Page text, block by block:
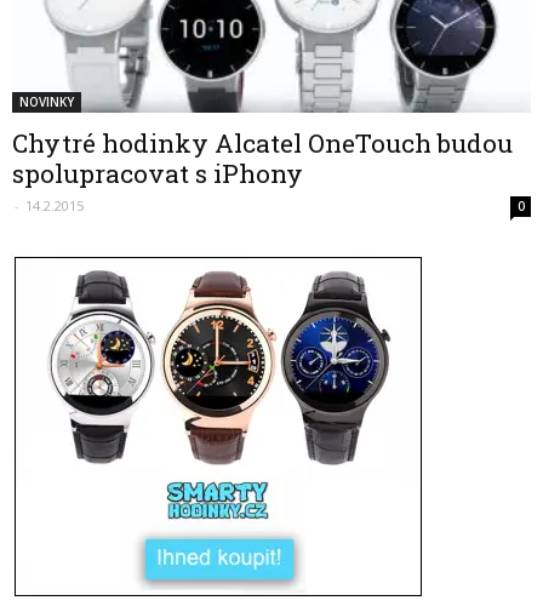
NOVINKY
Chytré hodinky Alcatel OneTouch budou
spolupracovat s iPhony
- 14.2.2015 0